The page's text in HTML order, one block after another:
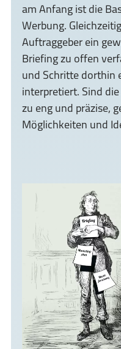
am Anfang ist die
Werbung.
Auftraggeber ein
Briefing zu offen
und Schritte dorthin
interpretiert. Sind
zu eng und präzise,
Möglichkeiten und